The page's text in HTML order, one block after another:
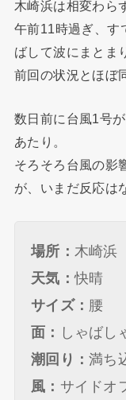
木崎浜は相変わら
午前11時過ぎ、す
ばして波にまとま
前回の状況とほぼ
数日前に台風1号
あたり。
そろそろ台風の影
が、いまだ反応は
場所： 木崎浜
天気：快晴
サイズ： 腰
面： しゃばし
潮回り：満ち
風： サイドオ